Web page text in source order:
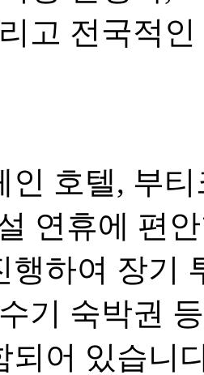
고 전국적
인 호텔, 부
연휴에 편
행하여 장기
기 숙박권
되어 있습니